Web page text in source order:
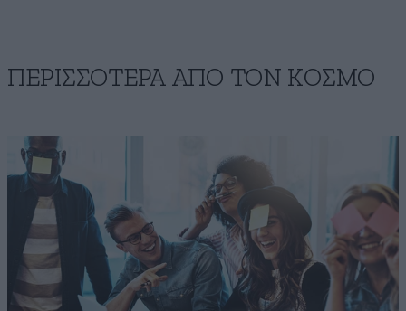
ΠΕΡΙΣΣΟΤΕΡΑ ΑΠΟ ΤΟΝ ΚΟΣΜΟ